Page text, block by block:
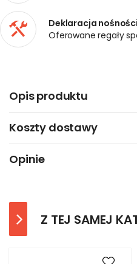
Deklaracja nośności
Oferowane regały
Opis produktu
Koszty dostawy
Opinie
Z TEJ SAMEJ